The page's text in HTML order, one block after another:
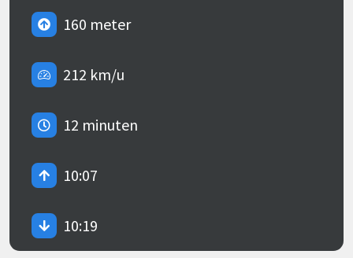
160 meter
212 km/u
12 minuten
10:07
10:19